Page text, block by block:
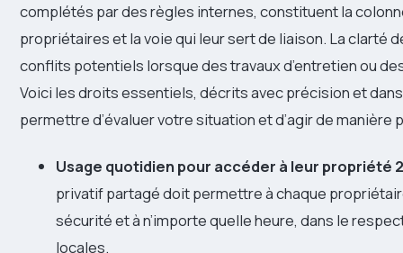
complétés par des règles internes, constituent la
propriétaires et la voie qui leur sert de liaison. La clarté
conflits potentiels lorsque des travaux d’entretien ou
Voici les droits essentiels, décrits avec précision et
permettre d’évaluer votre situation et d’agir de manière
Usage quotidien pour accéder à leur propriété
privatif partagé doit permettre à chaque
sécurité et à n’importe quelle heure, dans le
locales.